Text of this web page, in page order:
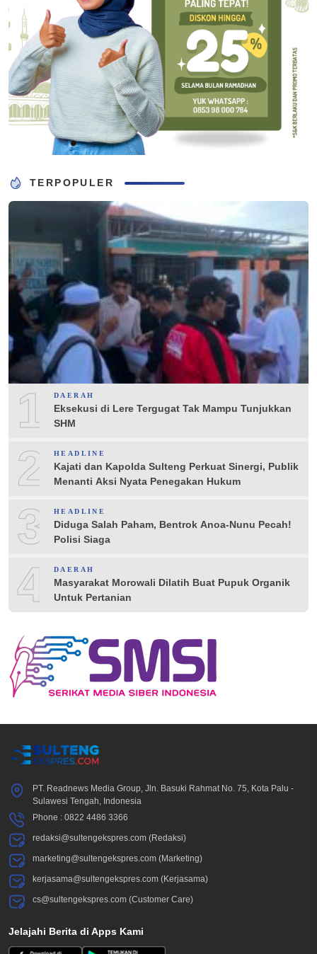
TERPOPULER
1 DAERAH
Eksekusi di Lere Tergugat Tak Mampu Tunjukkan
SHM
2 HEADLINE
Kajati dan Kapolda Sulteng Perkuat Sinergi, Publik
Menanti Aksi Nyata Penegakan Hukum
3 HEADLINE
Diduga Salah Paham, Bentrok Anoa-Nunu Pecah!
Polisi Siaga
4 DAERAH
Masyarakat Morowali Dilatih Buat Pupuk Organik
Untuk Pertanian
PT. Readnews Media Group, Jln. Basuki Rahmat No. 75, Kota Palu -
Sulawesi Tengah, Indonesia
Phone : 0822 4486 3366
redaksi@sultengekspres.com (Redaksi)
marketing@sultengekspres.com (Marketing)
kerjasama@sultengekspres.com (Kerjasama)
cs@sultengekspres.com (Customer Care)
Jelajahi Berita di Apps Kami